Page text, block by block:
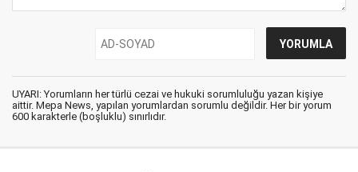
UYARI: Yorumların her türlü cezai ve hukuki sorumluluğu yazan kişiye
aittir. Mepa News, yapılan yorumlardan sorumlu değildir. Her bir yorum
600 karakterle (boşluklu) sınırlıdır.